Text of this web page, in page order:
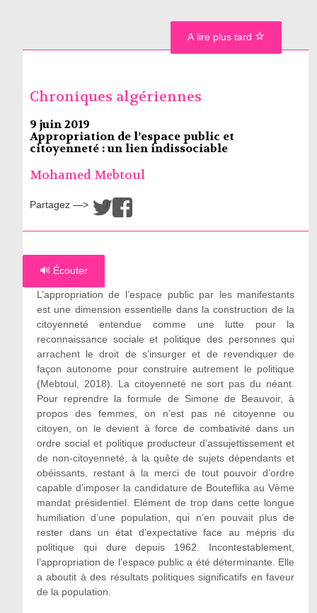
Chroniques algériennes
9 juin 2019
Appropriation de l’espace public et
citoyenneté : un lien indissociable
Mohamed Mebtoul
Partagez —> /
🔊 Écouter
L’appropriation de l’espace public par les manifestants
est une dimension essentielle dans la construction de la
citoyenneté entendue comme une lutte pour la
reconnaissance sociale et politique des personnes qui
arrachent le droit de s’insurger et de revendiquer de
façon autonome pour construire autrement le politique
(Mebtoul, 2018). La citoyenneté ne sort pas du néant.
Pour reprendre la formule de Simone de Beauvoir, à
propos des femmes, on n’est pas né citoyenne ou
citoyen, on le devient à force de combativité dans un
ordre social et politique producteur d’assujettissement et
de non-citoyenneté, à la quête de sujets dépendants et
obéissants, restant à la merci de tout pouvoir d’ordre
capable d’imposer la candidature de Bouteflika au Vème
mandat présidentiel. Elément de trop dans cette longue
humiliation d’une population, qui n’en pouvait plus de
rester dans un état d’expectative face au mépris du
politique qui dure depuis 1962. Incontestablement,
l’appropriation de l’espace public a été déterminante. Elle
a aboutit à des résultats politiques significatifs en faveur
de la population.
A lire plus tard